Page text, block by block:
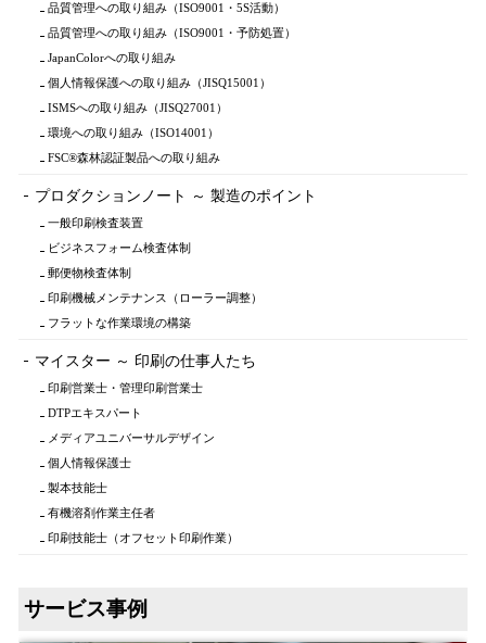
品質管理への取り組み（ISO9001・5S活動）
品質管理への取り組み（ISO9001・予防処置）
JapanColorへの取り組み
個人情報保護への取り組み（JISQ15001）
ISMSへの取り組み（JISQ27001）
環境への取り組み（ISO14001）
FSC®森林認証製品への取り組み
プロダクションノート ～ 製造のポイント
一般印刷検査装置
ビジネスフォーム検査体制
郵便物検査体制
印刷機械メンテナンス（ローラー調整）
フラットな作業環境の構築
マイスター ～ 印刷の仕事人たち
印刷営業士・管理印刷営業士
DTPエキスパート
メディアユニバーサルデザイン
個人情報保護士
製本技能士
有機溶剤作業主任者
印刷技能士（オフセット印刷作業）
サービス事例